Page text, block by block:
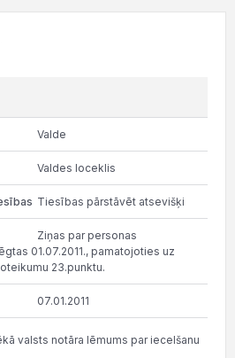
Valde
Valdes loceklis
Tiesības pārstāvēt atsevišķi
Ziņas par personas
01.07.2011., pamatojoties uz
23.punktu.
07.01.2011
valsts notāra lēmums par iecelšanu